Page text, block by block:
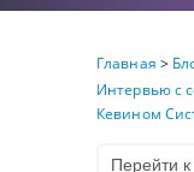
Главная >
Интервью с
Кевином